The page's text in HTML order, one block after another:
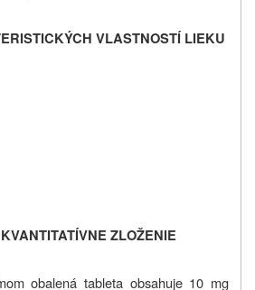
VLASTNOSTÍ LIEKU
ZLOŽENIE
obalená tableta obsahuje 10 mg